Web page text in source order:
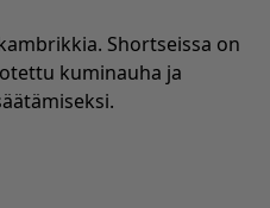
Shortseissa on
kuminauha ja